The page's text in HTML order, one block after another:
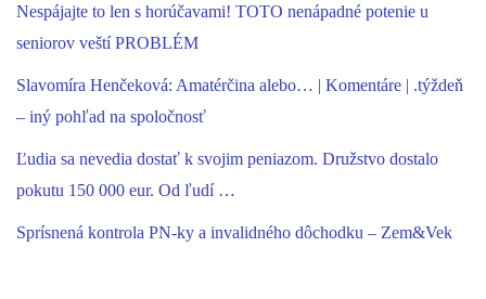
Nespájajte to len s horúčavami! TOTO nenápadné potenie u
seniorov veští PROBLÉM
Slavomíra Henčeková: Amatérčina alebo… | Komentáre | .týždeň
– iný pohľad na spoločnosť
Ľudia sa nevedia dostať k svojim peniazom. Družstvo dostalo
pokutu 150 000 eur. Od ľudí …
Sprísnená kontrola PN-ky a invalidného dôchodku – Zem&Vek